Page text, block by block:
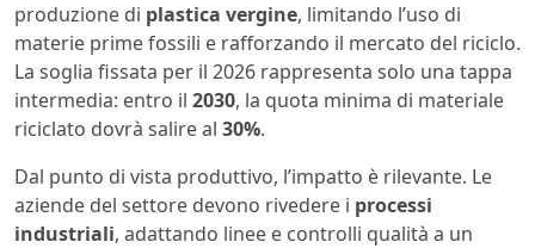
produzione di plastica vergine, limitando l’uso di
materie prime fossili e rafforzando il mercato del riciclo.
La soglia fissata per il 2026 rappresenta solo una tappa
intermedia: entro il 2030, la quota minima di materiale
riciclato dovrà salire al 30%.
Dal punto di vista produttivo, l’impatto è rilevante. Le
aziende del settore devono rivedere i processi
industriali, adattando linee e controlli qualità a un